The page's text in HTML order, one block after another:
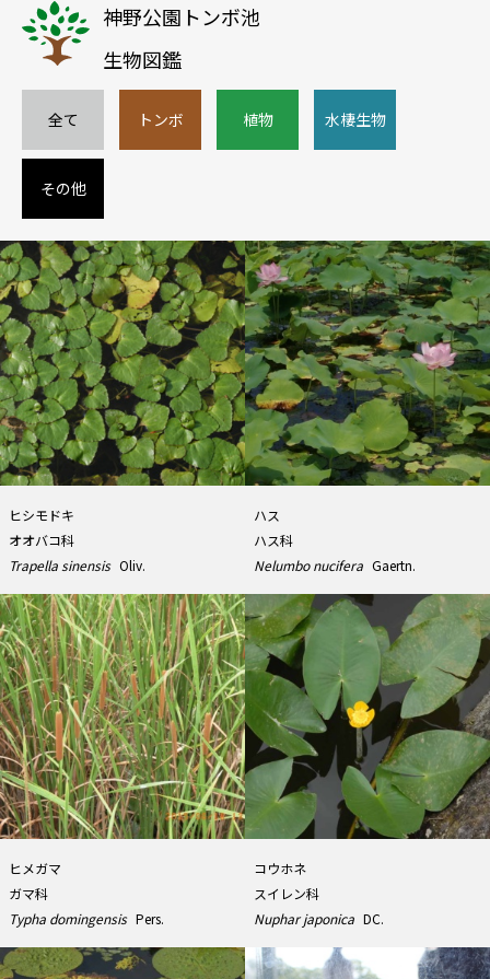
神野公園トンボ池
生物図鑑
全て トンボ 植物 水棲生物
その他
ヒシモドキ
オオバコ科
Trapella sinensis Oliv.
ハス
ハス科
Nelumbo nucifera Gaertn.
ヒメガマ
ガマ科
Typha domingensis Pers.
コウホネ
スイレン科
Nuphar japonica DC.